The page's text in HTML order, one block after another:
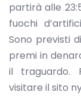
partirà alle
fuochi
Sono previsti
premi in
il traguardo.
visitare il sito